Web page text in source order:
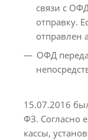
связи с
отправку.
отправлен
ОФД
15.07.2016
ФЗ. Согласно
кассы,